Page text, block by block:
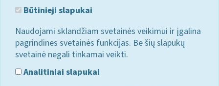
Būtinieji slapukai
Naudojami sklandžiam svetainės veikimui ir įgalina
pagrindines svetainės funkcijas. Be šių slapukų
svetainė negali tinkamai veikti.
Analitiniai slapukai